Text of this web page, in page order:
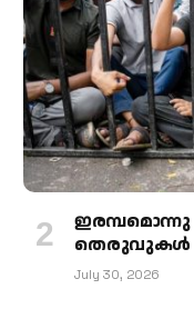
ഇരമ്പമൊന്നു
തെരുവുകള്‍
July 30, 2026